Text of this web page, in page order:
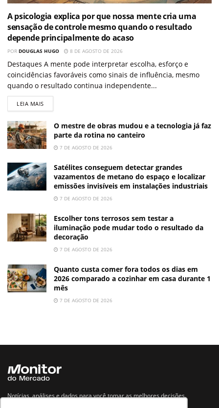
A psicologia explica por que nossa mente cria uma
sensação de controle mesmo quando o resultado
depende principalmente do acaso
POR DOUGLAS HUGO 8 DE AGOSTO DE 2026
Destaques A mente pode interpretar escolha, esforço e
coincidências favoráveis como sinais de influência, mesmo
quando o resultado continua independente...
LEIA MAIS
O mestre de obras mudou e a tecnologia já faz
parte da rotina no canteiro
7 DE AGOSTO DE 2026
Satélites conseguem detectar grandes
vazamentos de metano do espaço e localizar
emissões invisíveis em instalações industriais
7 DE AGOSTO DE 2026
Escolher tons terrosos sem testar a
iluminação pode mudar todo o resultado da
decoração
7 DE AGOSTO DE 2026
Quanto custa comer fora todos os dias em
2026 comparado a cozinhar em casa durante 1
mês
7 DE AGOSTO DE 2026
Notícias, análises e dados para você tomar as melhores decisões.